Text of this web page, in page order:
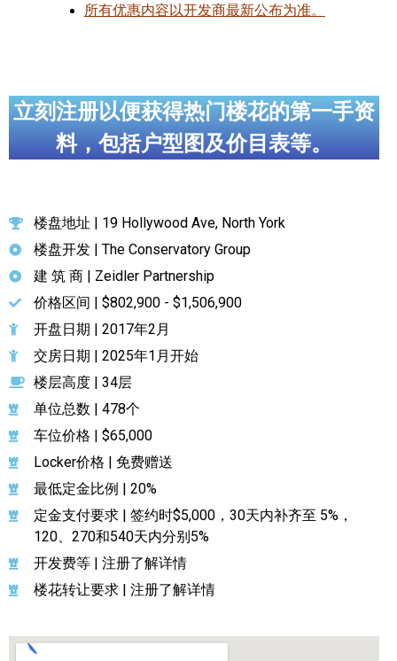
所有优惠内容以开发商最新公布为准。
立刻注册以便获得热门楼花的第一手资
料，包括户型图及价目表等。
楼盘地址 | 19 Hollywood Ave, North York
楼盘开发 | The Conservatory Group
建 筑 商 | Zeidler Partnership
价格区间 | $802,900 - $1,506,900
开盘日期 | 2017年2月
交房日期 | 2025年1月开始
楼层高度 | 34层
单位总数 | 478个
车位价格 | $65,000
Locker价格 | 免费赠送
最低定金比例 | 20%
定金支付要求 | 签约时$5,000，30天内补齐至 5%，
120、270和540天内分别5%
开发费等 | 注册了解详情
楼花转让要求 | 注册了解详情